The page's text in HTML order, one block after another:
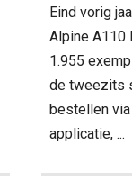
Eind vorig
Alpine A110
1.955
de tweezits
bestellen
applicatie, ...